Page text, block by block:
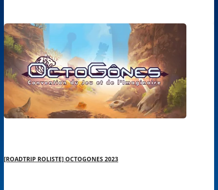
[ROADTRIP ROLISTE] OCTOGONES 2023